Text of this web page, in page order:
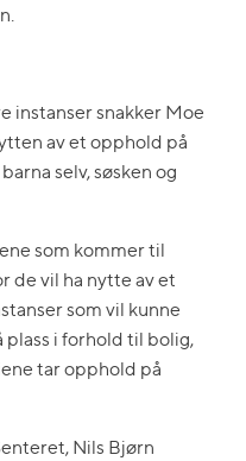
instanser snakker Moe
av et opphold på
selv, søsken og
som kommer til
de vil ha nytte av et
som vil kunne
i forhold til bolig,
tar opphold på
Nils Bjørn